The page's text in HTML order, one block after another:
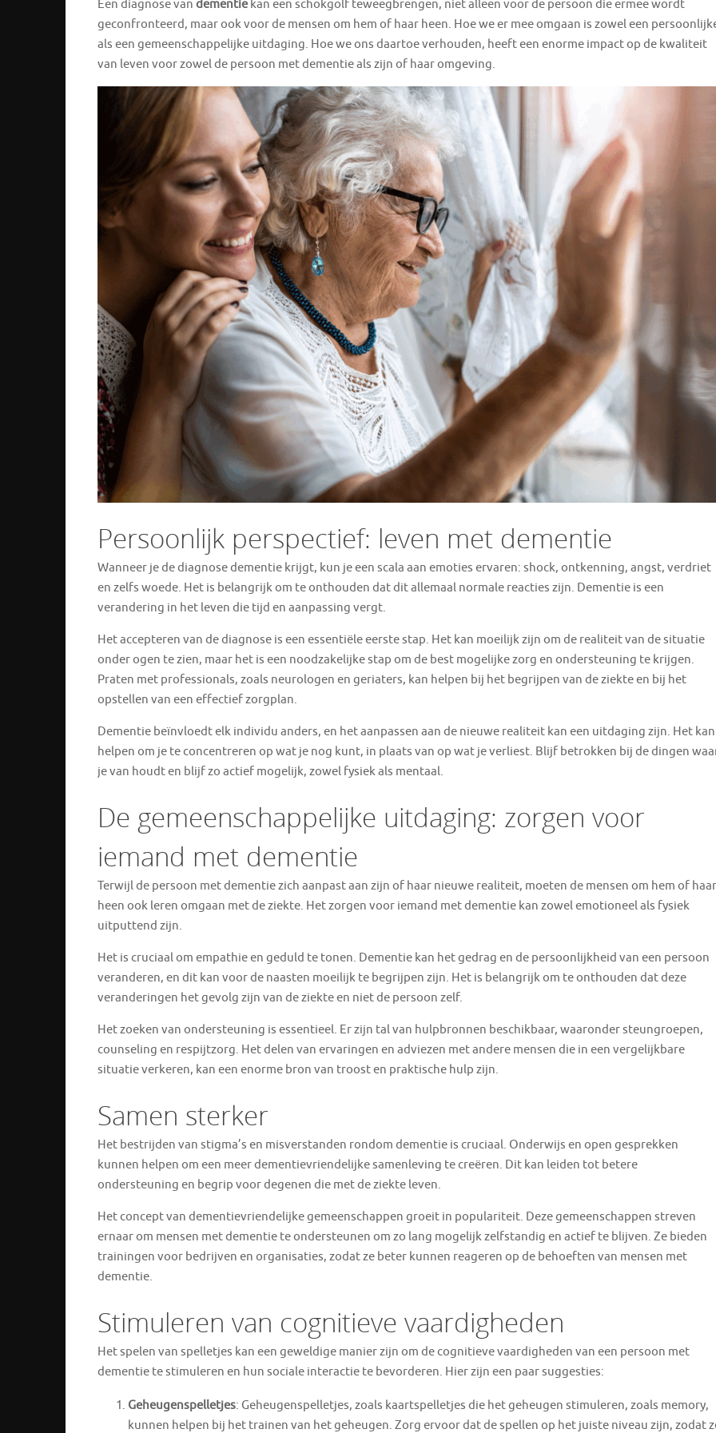
Een diagnose van dementiekan een schokgolf teweegbrengen, niet alleen voor de persoon die ermee wordt
geconfronteerd, maar ook voor de mensen om hem of haar heen. Hoe we er mee omgaan is zowel een
als een gemeenschappelijke uitdaging. Hoe we ons daartoe verhouden, heeft een enorme impact op de kwaliteit
van leven voor zowel de persoon met dementie als zijn of haar omgeving.
Persoonlijk perspectief: leven met dementie
Wanneer je de diagnose dementie krijgt, kun je een scala aan emoties ervaren: shock, ontkenning, angst, verdriet
en zelfs woede. Het is belangrijk om te onthouden dat dit allemaal normale reacties zijn. Dementie is een
verandering in het leven die tijd en aanpassing vergt.
Het accepteren van de diagnose is een essentiële eerste stap. Het kan moeilijk zijn om de realiteit van de situatie
onder ogen te zien, maar het is een noodzakelijke stap om de best mogelijke zorg en ondersteuning te krijgen.
Praten met professionals, zoals neurologen en geriaters, kan helpen bij het begrijpen van de ziekte en bij het
opstellen van een effectief zorgplan.
Dementie beïnvloedt elk individu anders, en het aanpassen aan de nieuwe realiteit kan een uitdaging zijn. Het kan
helpen om je te concentreren op wat je nog kunt, in plaats van op wat je verliest. Blijf betrokken bij de dingen
je van houdt en blijf zo actief mogelijk, zowel fysiek als mentaal.
De gemeenschappelijke uitdaging: zorgen voor
iemand met dementie
Terwijl de persoon met dementie zich aanpast aan zijn of haar nieuwe realiteit, moeten de mensen om hem of haar
heen ook leren omgaan met de ziekte. Het zorgen voor iemand met dementie kan zowel emotioneel als fysiek
uitputtend zijn.
Het is cruciaal om empathie en geduld te tonen. Dementie kan het gedrag en de persoonlijkheid van een persoon
veranderen, en dit kan voor de naasten moeilijk te begrijpen zijn. Het is belangrijk om te onthouden dat deze
veranderingen het gevolg zijn van de ziekte en niet de persoon zelf.
Het zoeken van ondersteuning is essentieel. Er zijn tal van hulpbronnen beschikbaar, waaronder steungroepen,
counseling en respijtzorg. Het delen van ervaringen en adviezen met andere mensen die in een vergelijkbare
situatie verkeren, kan een enorme bron van troost en praktische hulp zijn.
Samen sterker
Het bestrijden van stigma’s en misverstanden rondom dementie is cruciaal. Onderwijs en open gesprekken
kunnen helpen om een meer dementievriendelijke samenleving te creëren. Dit kan leiden tot betere
ondersteuning en begrip voor degenen die met de ziekte leven.
Het concept van dementievriendelijke gemeenschappen groeit in populariteit. Deze gemeenschappen streven
ernaar om mensen met dementie te ondersteunen om zo lang mogelijk zelfstandig en actief te blijven. Ze bieden
trainingen voor bedrijven en organisaties, zodat ze beter kunnen reageren op de behoeften van mensen met
dementie.
Stimuleren van cognitieve vaardigheden
Het spelen van spelletjes kan een geweldige manier zijn om de cognitieve vaardigheden van een persoon met
dementie te stimuleren en hun sociale interactie te bevorderen. Hier zijn een paar suggesties:
Geheugenspelletjes: Geheugenspelletjes, zoals kaartspelletjes die het geheugen stimuleren, zoals memory,
kunnen helpen bij het trainen van het geheugen. Zorg ervoor dat de spellen op het juiste niveau zijn, zodat